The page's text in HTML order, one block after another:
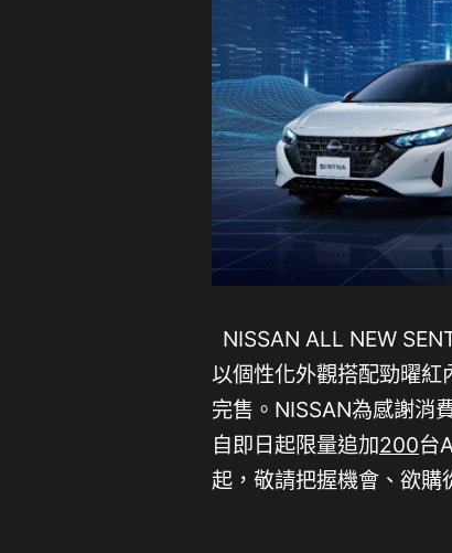
NISSAN ALL NEW
以個性化外觀搭配勁曜紅
完售。NISSAN為感謝消
自即日起限量追加200台
起，敬請把握機會、欲購